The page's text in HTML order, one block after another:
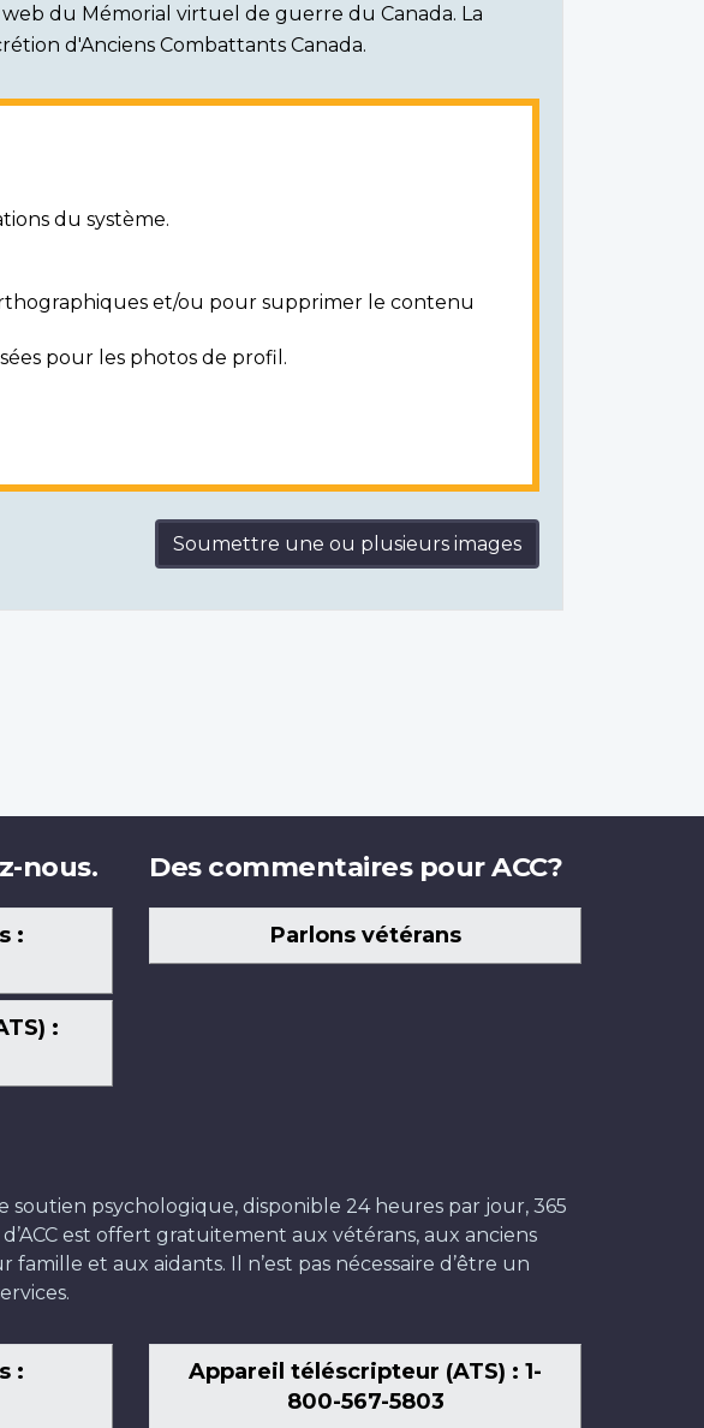
du Mémorial virtuel de guerre du Canada. La
d'Anciens Combattants Canada.
du système.
et/ou pour supprimer le contenu
pour les photos de profil.
Soumettre une ou plusieurs images
nous.
:
:
Des commentaires pour ACC?
Parlons vétérans
soutien psychologique, disponible 24 heures par jour, 365
d’ACC est offert gratuitement aux vétérans, aux anciens
famille et aux aidants. Il n’est pas nécessaire d’être un
:
Appareil téléscripteur (ATS) : 1-
800-567-5803